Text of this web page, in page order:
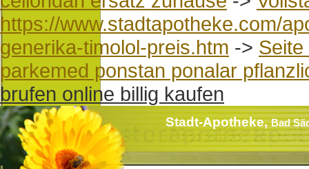
https://www.stadtapotheke.com/
generika-timolol-preis.htm ->
parkemed ponstan ponalar
brufen online billig kaufen
Stadt-Apotheke,Bad